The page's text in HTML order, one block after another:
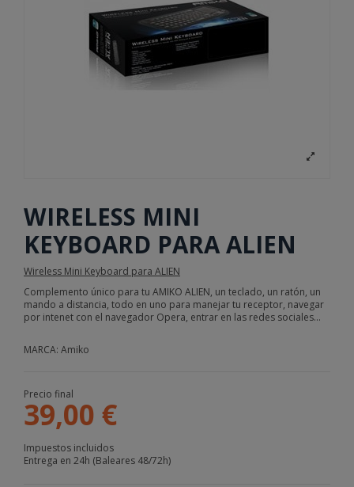
WIRELESS MINI
KEYBOARD PARA ALIEN
Wireless Mini Keyboard para ALIEN
Complemento único para tu AMIKO ALIEN, un teclado, un ratón, un
mando a distancia, todo en uno para manejar tu receptor, navegar
por intenet con el navegador Opera, entrar en las redes sociales...
MARCA: Amiko
Precio final
39,00 €
Impuestos incluidos
Entrega en 24h (Baleares 48/72h)